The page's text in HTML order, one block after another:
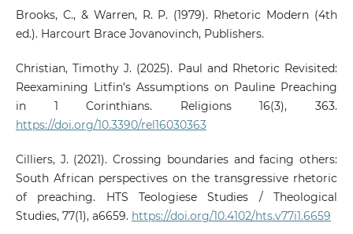
Brooks, C., & Warren, R. P. (1979). Rhetoric Modern (4th
ed.). Harcourt Brace Jovanovinch, Publishers.
Christian, Timothy J. (2025). Paul and Rhetoric Revisited:
Reexamining Litfin’s Assumptions on Pauline Preaching
in 1 Corinthians. Religions 16(3), 363.
https://doi.org/10.3390/rel16030363
Cilliers, J. (2021). Crossing boundaries and facing others:
South African perspectives on the transgressive rhetoric
of preaching. HTS Teologiese Studies / Theological
Studies, 77(1), a6659. https://doi.org/10.4102/hts.v77i1.6659